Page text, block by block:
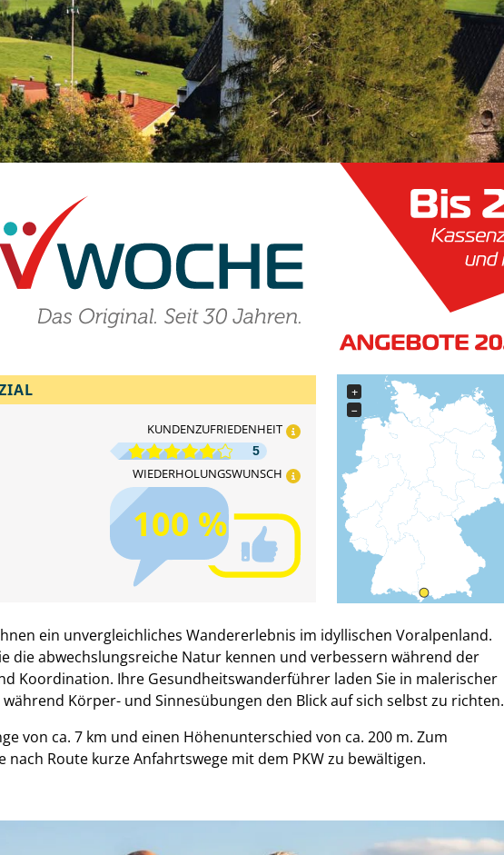
KUNDENZUFRIEDENHEIT
5
WIEDERHOLUNGSWUNSCH
100 %
+
−
ein unvergleichliches Wandererlebnis im idyllischen Voralpenland.
die abwechslungsreiche Natur kennen und verbessern während der
Koordination. Ihre Gesundheitswanderführer laden Sie in malerischer
Körper- und Sinnesübungen den Blick auf sich selbst zu richten.
von ca. 7 km und einen Höhenunterschied von ca. 200 m. Zum
Route kurze Anfahrtswege mit dem PKW zu bewältigen.